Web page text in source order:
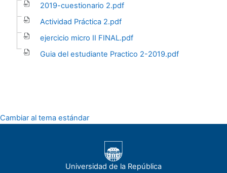
2019-cuestionario 2.pdf
Actividad Práctica 2.pdf
ejercicio micro II FINAL.pdf
Guia del estudiante Practico 2-2019.pdf
Cambiar al tema estándar
Universidad de la República